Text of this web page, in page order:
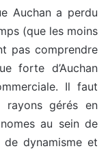
Auchan a perdu
(que les moins
pas comprendre
forte d’Auchan
Il faut
rayons gérés en
au sein de
de dynamisme et